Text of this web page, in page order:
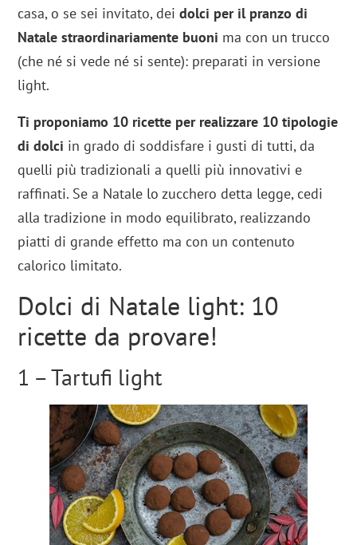
casa, o se sei invitato, deidolci per il pranzo di
Natale straordinariamente buoni ma con un trucco
(che né si vede né si sente): preparati in versione
light.
Ti proponiamo 10 ricette per realizzare 10 tipologie
di dolci in grado di soddisfare i gusti di tutti, da
quelli più tradizionali a quelli più innovativi e
raffinati. Se a Natale lo zucchero detta legge, cedi
alla tradizione in modo equilibrato, realizzando
piatti di grande effetto ma con un contenuto
calorico limitato.
Dolci di Natale light: 10
ricette da provare!
1 – Tartufi light